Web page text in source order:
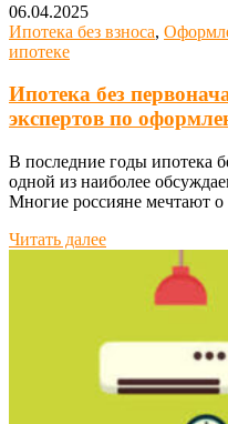
06.04.2025
Ипотека без взноса,
ипотеке
Ипотека без
экспертов по
В последние годы ипотека
одной из наиболее
Многие россияне мечтают
Читать далее